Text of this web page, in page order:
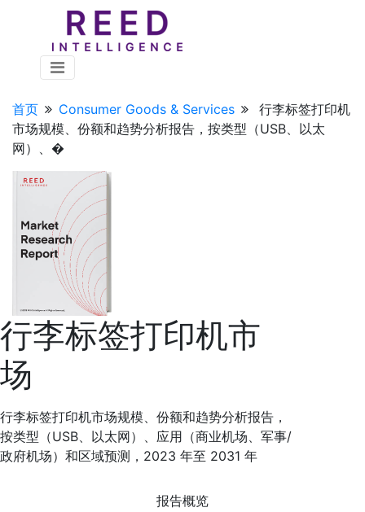
首页 Consumer Goods & Services
行李标签打印机
市场规模、份额和趋势分析报告，按类型（USB、以太
网）、�
行李标签打印机市
场
行李标签打印机市场规模、份额和趋势分析报告，
按类型（USB、以太网）、应用（商业机场、军事/
政府机场）和区域预测，2023 年至 2031 年
报告概览